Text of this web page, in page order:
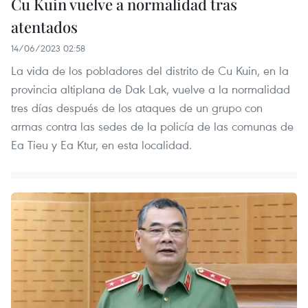
atentados
14/06/2023 02:58
La vida de los pobladores del distrito de Cu Kuin, en la
provincia altiplana de Dak Lak, vuelve a la normalidad
tres días después de los ataques de un grupo con
armas contra las sedes de la policía de las comunas de
Ea Tieu y Ea Ktur, en esta localidad.